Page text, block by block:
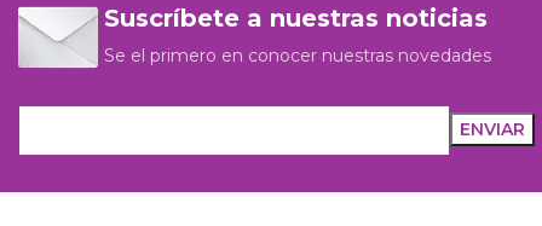
Suscríbete a nuestras noticias
Se el primero en conocer nuestras novedades